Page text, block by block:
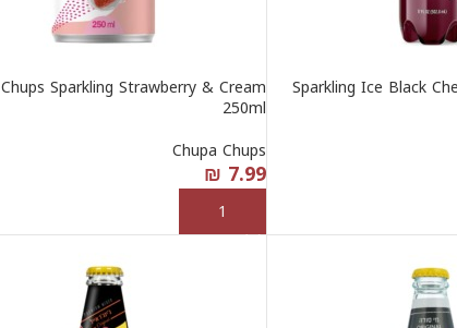
Sparkling Ice Black
Sparkling Strawberry & Cream
250ml
Chupa Chups
₪ 7.99
إضافة إلى السلة